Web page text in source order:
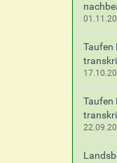
Taufen
Taufen